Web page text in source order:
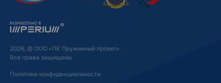
2026, © ООО «ПК Пружинный проект».
Все права защищены
Политика конфиденциальности